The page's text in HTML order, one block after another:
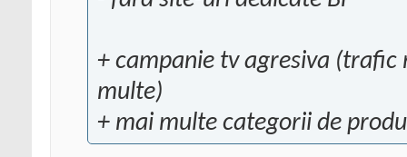
+ campanie tv agresiva
multe)
+ mai multe categorii de